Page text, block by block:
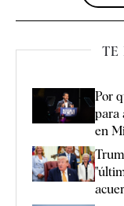
TE
Por
para
en